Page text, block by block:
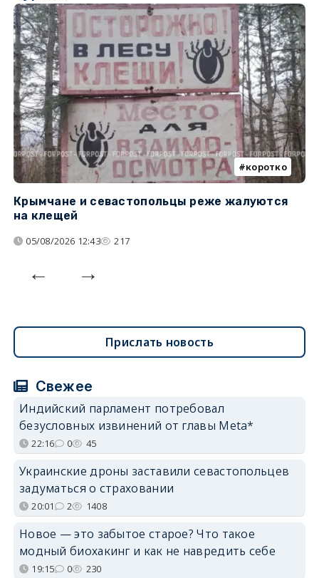
коротко
Крымчане и севастопольцы реже жалуются
на клещей
05/08/2026 12:43 217
Прислать новость
Свежее
Индийский парламент потребовал
безусловных извинений от главы Meta*
22:16 0 45
Украинские дроны заставили севастопольцев
задуматься о страховании
20:01 2 1408
Новое — это забытое старое? Что такое
модный биохакинг и как не навредить себе
19:15 0 230